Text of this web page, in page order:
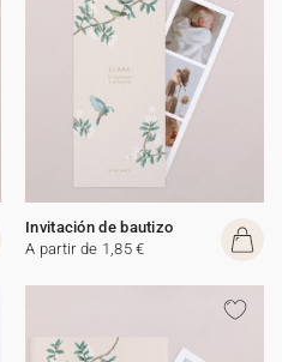
Invitación de bautizo
A partir de 1,85 €